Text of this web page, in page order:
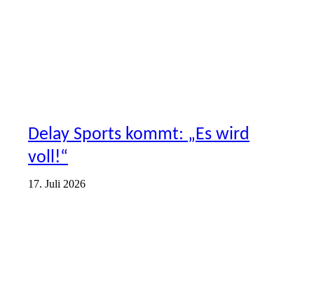
Delay Sports kommt: „Es wird
voll!“
17. Juli 2026